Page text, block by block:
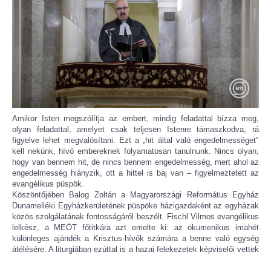
Amikor Isten megszólítja az embert, mindig feladattal bízza meg,
olyan feladattal, amelyet csak teljesen Istenre támaszkodva, rá
figyelve lehet megvalósítani. Ezt a „hit által való engedelmességet"
kell nekünk, hívő embereknek folyamatosan tanulnunk. Nincs olyan,
hogy van bennem hit, de nincs bennem engedelmesség, mert ahol az
engedelmesség hiányzik, ott a hittel is baj van – figyelmeztetett az
evangélikus püspök.
Köszöntőjében Balog Zoltán a Magyarországi Református Egyház
Dunamelléki Egyházkerületének püspöke házigazdaként az egyházak
közös szolgálatának fontosságáról beszélt. Fischl Vilmos evangélikus
lelkész, a MEÖT főtitkára azt emelte ki: az ökumenikus imahét
különleges ajándék a Krisztus-hívők számára a benne való egység
átélésére. A liturgiában ezúttal is a hazai felekezetek képviselői vettek